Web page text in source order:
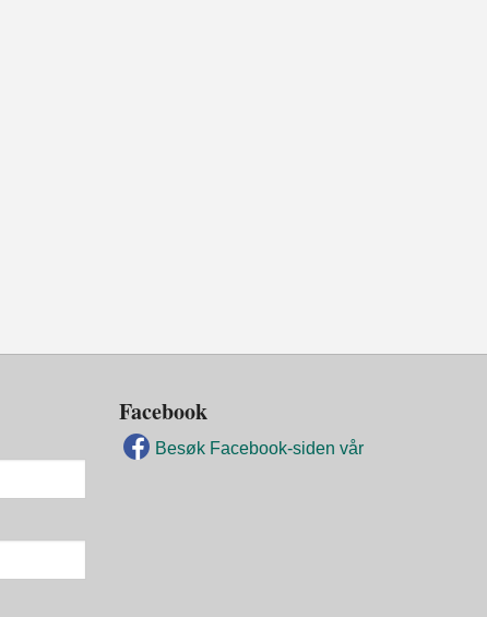
Facebook
Besøk Facebook-siden vår